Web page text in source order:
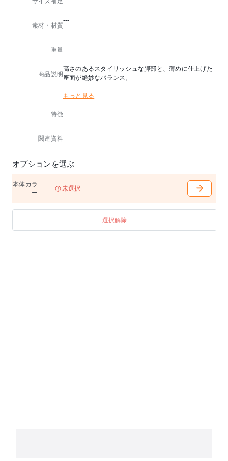
素材・材質
---
重量
---
商品説明
高さのあるスタイリッシュな脚部と、薄めに仕上げた
座面が絶妙なバランス。
どの方向から眺めてもスッキリとした印象のフォルム
【備考】
ません。
※LEOソファは5年保証の対象外となります。あらかじ
めご了承の程宜しくお願いします。
【洗濯表示】
洗濯表示マーク 洗濯機で洗濯ができます。(弱洗い)
洗濯表示マーク 塩素系及び酸素系漂白剤の使用はでき
もっと見る
特徴---
関連資料
-
オプションを選ぶ
本体カラ
ー
未選択
選択解除